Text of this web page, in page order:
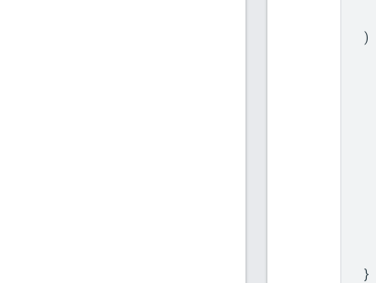
)
}